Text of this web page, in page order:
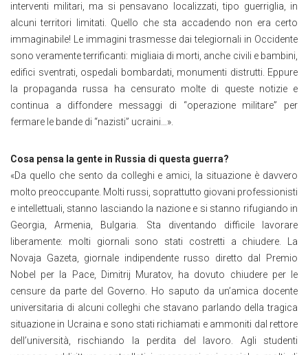
interventi militari, ma si pensavano localizzati, tipo guerriglia, in
alcuni territori limitati. Quello che sta accadendo non era certo
immaginabile! Le immagini trasmesse dai telegiornali in Occidente
sono veramente terrificanti: migliaia di morti, anche civili e bambini,
edifici sventrati, ospedali bombardati, monumenti distrutti. Eppure
la propaganda russa ha censurato molte di queste notizie e
continua a diffondere messaggi di “operazione militare” per
fermare le bande di “nazisti” ucraini…».
Cosa pensa la gente in Russia di questa guerra?
«Da quello che sento da colleghi e amici, la situazione è davvero
molto preoccupante. Molti russi, soprattutto giovani professionisti
e intellettuali, stanno lasciando la nazione e si stanno rifugiando in
Georgia, Armenia, Bulgaria. Sta diventando difficile lavorare
liberamente: molti giornali sono stati costretti a chiudere. La
Novaja Gazeta, giornale indipendente russo diretto dal Premio
Nobel per la Pace, Dimitrij Muratov, ha dovuto chiudere per le
censure da parte del Governo. Ho saputo da un’amica docente
universitaria di alcuni colleghi che stavano parlando della tragica
situazione in Ucraina e sono stati richiamati e ammoniti dal rettore
dell’università, rischiando la perdita del lavoro. Agli studenti